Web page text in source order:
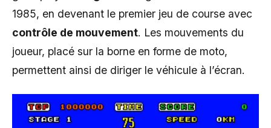
1985, en devenant le premier jeu de course avec
contrôle de mouvement. Les mouvements du
joueur, placé sur la borne en forme de moto,
permettent ainsi de diriger le véhicule à l’écran.